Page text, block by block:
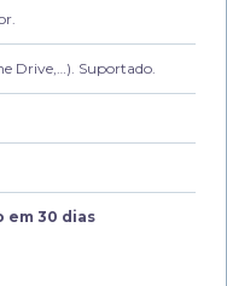
Drive,…). Suportado.
em 30 dias